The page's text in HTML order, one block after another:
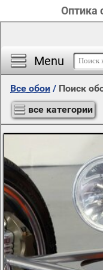
Оптика
Menu
Все обои / Поиск
все категории